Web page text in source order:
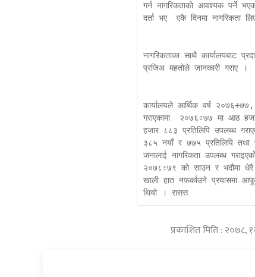
गर्न नागरिकताको आवश्यक पर्ने
दर्ता भए  एकै दिनमा नागरिकता
नागरिकताका साथै कार्यालयबाट
प्रजिअ महतोले जानकारी गराए ।
कार्यालयले आर्थिक वर्ष
गराएकामा  २०७६÷७७ मा आठ
हजार ८८३ प्रतिलिपि उपलब्ध
३८५ नयाँ र ७७५ प्रतिलिपि
जनालाई नागरिकता उपलब्ध
२०७८÷७९ को साउन र भदौमा धेरै
खाली हात नफर्काउने प्रयासमा
थियो । रासस
प्रकाशित मिति :